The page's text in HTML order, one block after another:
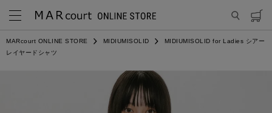
MARcourt ONLINE STORE MIDIUMISOLID
MIDIUMISOLID for Ladies シアー
レイヤードシャツ